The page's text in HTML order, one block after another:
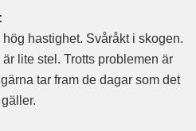
hastighet. Svåråkt i skogen.
lite stel. Trotts problemen är
tar fram de dagar som det